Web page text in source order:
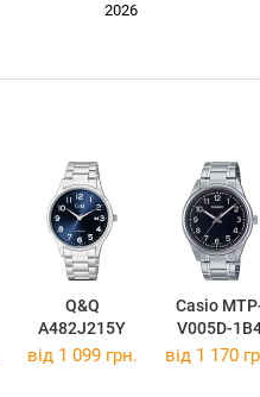
2026
Q&Q
A482J215Y
Casio
V005D-
від 1 099 грн. від 1 170